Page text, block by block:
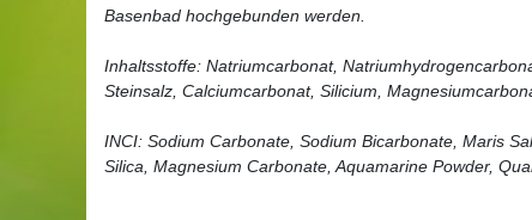
Basenbad hochgebunden werden.
Inhaltsstoffe: Natriumcarbonat,
Steinsalz, Calciumcarbonat, Silicium,
INCI: Sodium Carbonate, Sodium Bicarbonate, Maris
Silica, Magnesium Carbonate, Aquamarine Powder,